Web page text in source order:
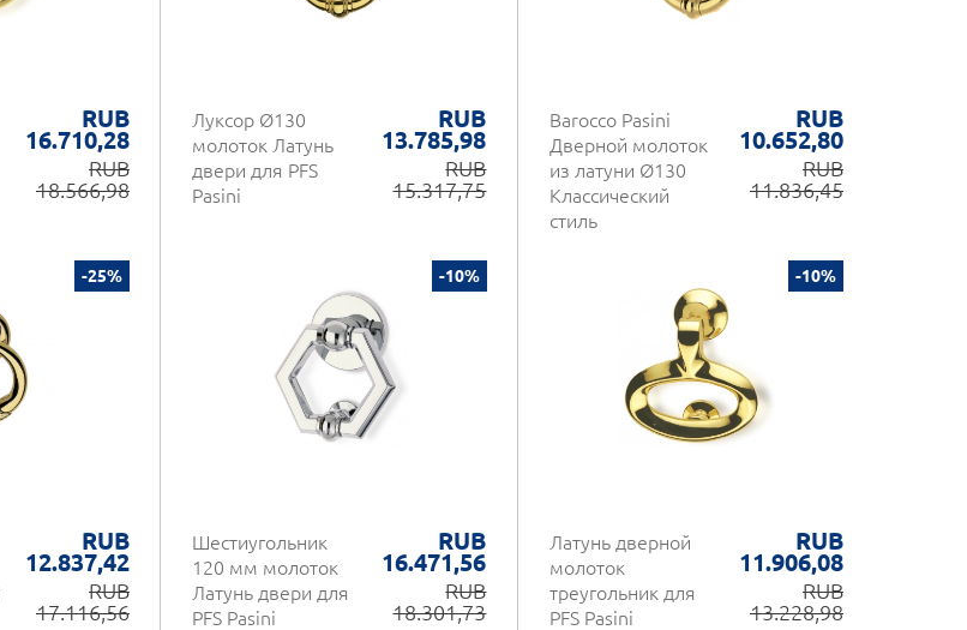
RUB
16.710,28
RUB
18.566,98
Луксор Ø130
молоток Латунь
двери для PFS
Pasini
RUB
13.785,98
RUB
15.317,75
Barocco Pasini
Дверной молоток
из латуни Ø130
Классический
стиль
RUB
10.652,80
RUB
11.836,45
-25%
RUB
12.837,42
RUB
17.116,56
-10%
Шестиугольник
120 мм молоток
Латунь двери для
PFS Pasini
RUB
16.471,56
RUB
18.301,73
-10%
Латунь дверной
молоток
треугольник для
PFS Pasini
RUB
11.906,08
RUB
13.228,98